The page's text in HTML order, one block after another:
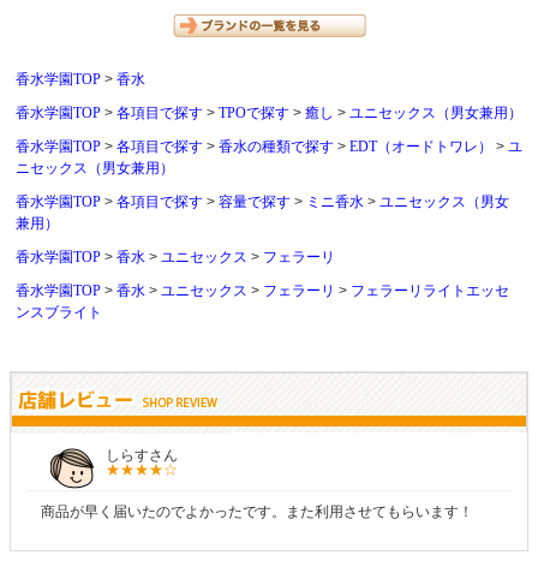
香水学園TOP
香水
香水学園TOP
各項目で探す TPOで探す 癒し
ユニセックス（男女兼用）
香水学園TOP
各項目で探す 香水の種類で探す EDT（オードトワレ）
ユ
ニセックス（男女兼用）
香水学園TOP
各項目で探す 容量で探す ミニ香水
ユニセックス（男女
兼用）
香水学園TOP
香水 ユニセックス
フェラーリ
香水学園TOP
香水 ユニセックス フェラーリ
フェラーリライトエッセ
ンスブライト
しらすさん
商品が早く届いたのでよかったです。また利用させてもらいます！